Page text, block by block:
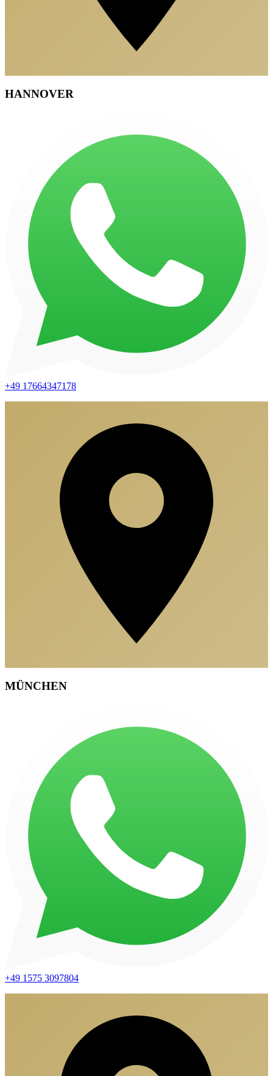
HANNOVER
+49 17664347178
MÜNCHEN
+49 1575 3097804